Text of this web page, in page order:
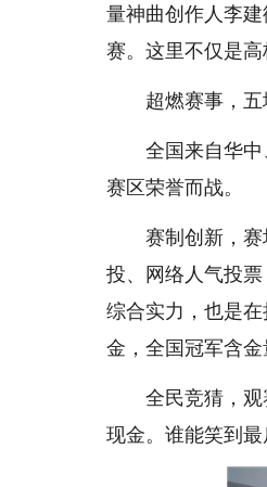
量神曲创作人李
赛。这里不仅是
超燃赛事，
全国来自华
赛区荣誉而战。
赛制创新，
投、网络人气投
综合实力，也是
金，全国冠军含金
全民竞猜，
现金。谁能笑到最